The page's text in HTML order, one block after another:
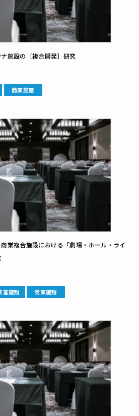
ナ施設の［複合開発］研究
商業施設
商業複合施設における「劇場・ホール・ライ
客施設 商業施設